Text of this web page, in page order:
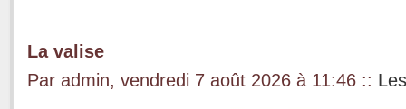
La valise
Par admin, vendredi 7 août 2026 à 11:46 ::